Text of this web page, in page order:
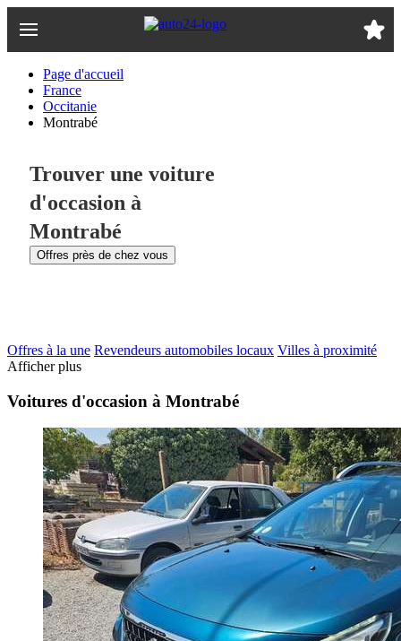
au
Page d'accueil
France
Occitanie
Montrabé
Trouver une voiture
d'occasion à
Montrabé
Offres près de chez vous
Offres à la une Revendeurs automobiles locaux Villes à proximité
Afficher plus
Voitures d'occasion à Montrabé